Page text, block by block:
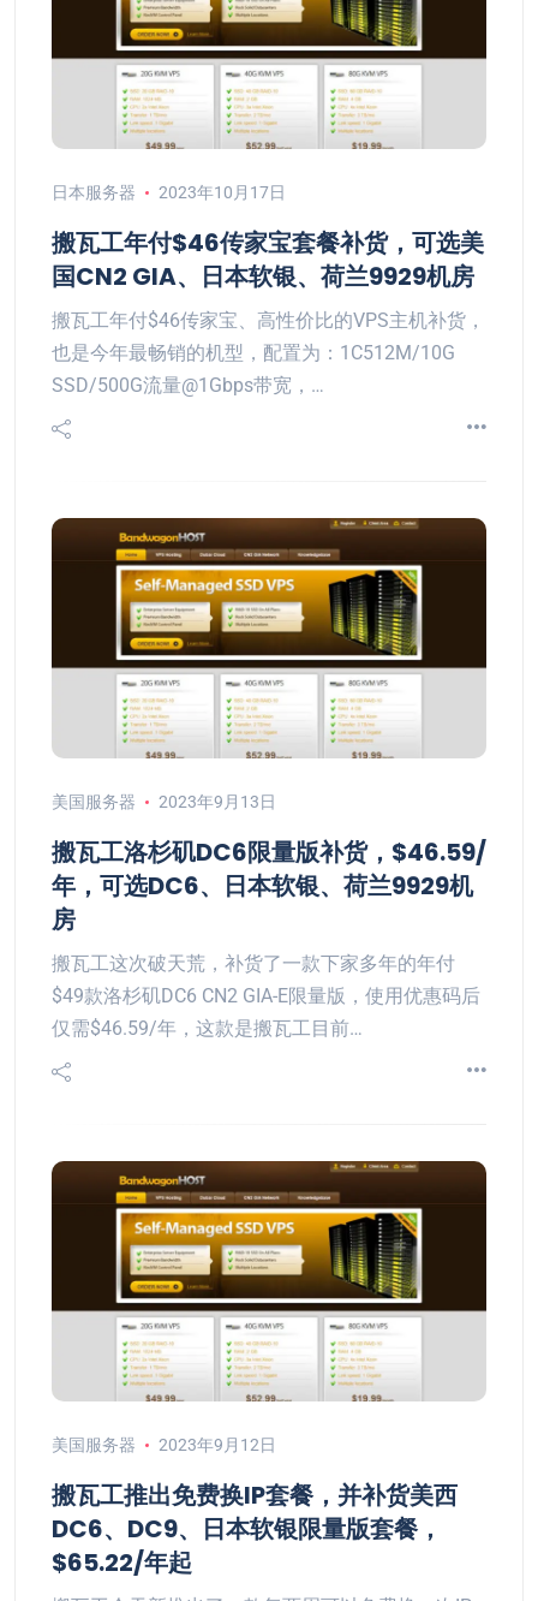
日本服务器 2023年10月17日
搬瓦工年付$46传家宝套餐补货，可选美
国CN2 GIA、日本软银、荷兰9929机房
搬瓦工年付$46传家宝、高性价比的VPS主机补货，
也是今年最畅销的机型，配置为：1C512M/10G
SSD/500G流量@1Gbps带宽，…
美国服务器 2023年9月13日
搬瓦工洛杉矶DC6限量版补货，$46.59/
年，可选DC6、日本软银、荷兰9929机
房
搬瓦工这次破天荒，补货了一款下家多年的年付
$49款洛杉矶DC6 CN2 GIA-E限量版，使用优惠码后
仅需$46.59/年，这款是搬瓦工目前…
美国服务器 2023年9月12日
搬瓦工推出免费换IP套餐，并补货美西
DC6、DC9、日本软银限量版套餐，
$65.22/年起